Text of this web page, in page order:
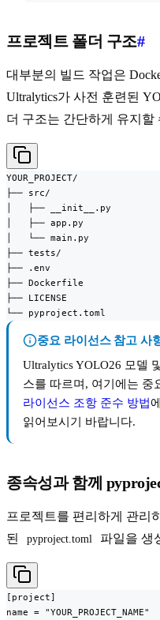
프로젝트 폴더 구조#
대부분의 빌드 작업은
Ultralytics가 사전 훈련된
더 구조는 간단하게 유지할
YOUR_PROJECT/
├── src/
│   ├── __init__.py
│   ├── app.py              #
│   └── main.py
├── tests/
├── .env                    #
├── Dockerfile              #
├── LICENSE                 #
└── pyproject.toml          #
중요 라이선스 참고 사
Ultralytics YOLO26 모델
스를 따르며, 여기에는 중
라이선스 조항 준수 방법
읽어보시기 바랍니다.
종속성과 함께
프로젝트를 편리하게 관리
된
pyproject.toml 파일을 생
[project]
name = "YOUR_PROJECT_NAME"